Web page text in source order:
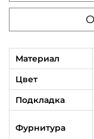
g
n
m
i
Материал
Цвет
Подкладка
Фурнитура